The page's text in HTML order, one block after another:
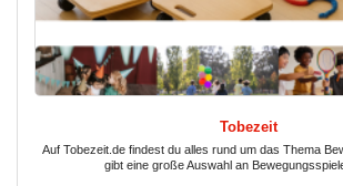
Tobezeit
Auf Tobezeit.de findest du alles rund um das Thema
gibt eine große Auswahl an